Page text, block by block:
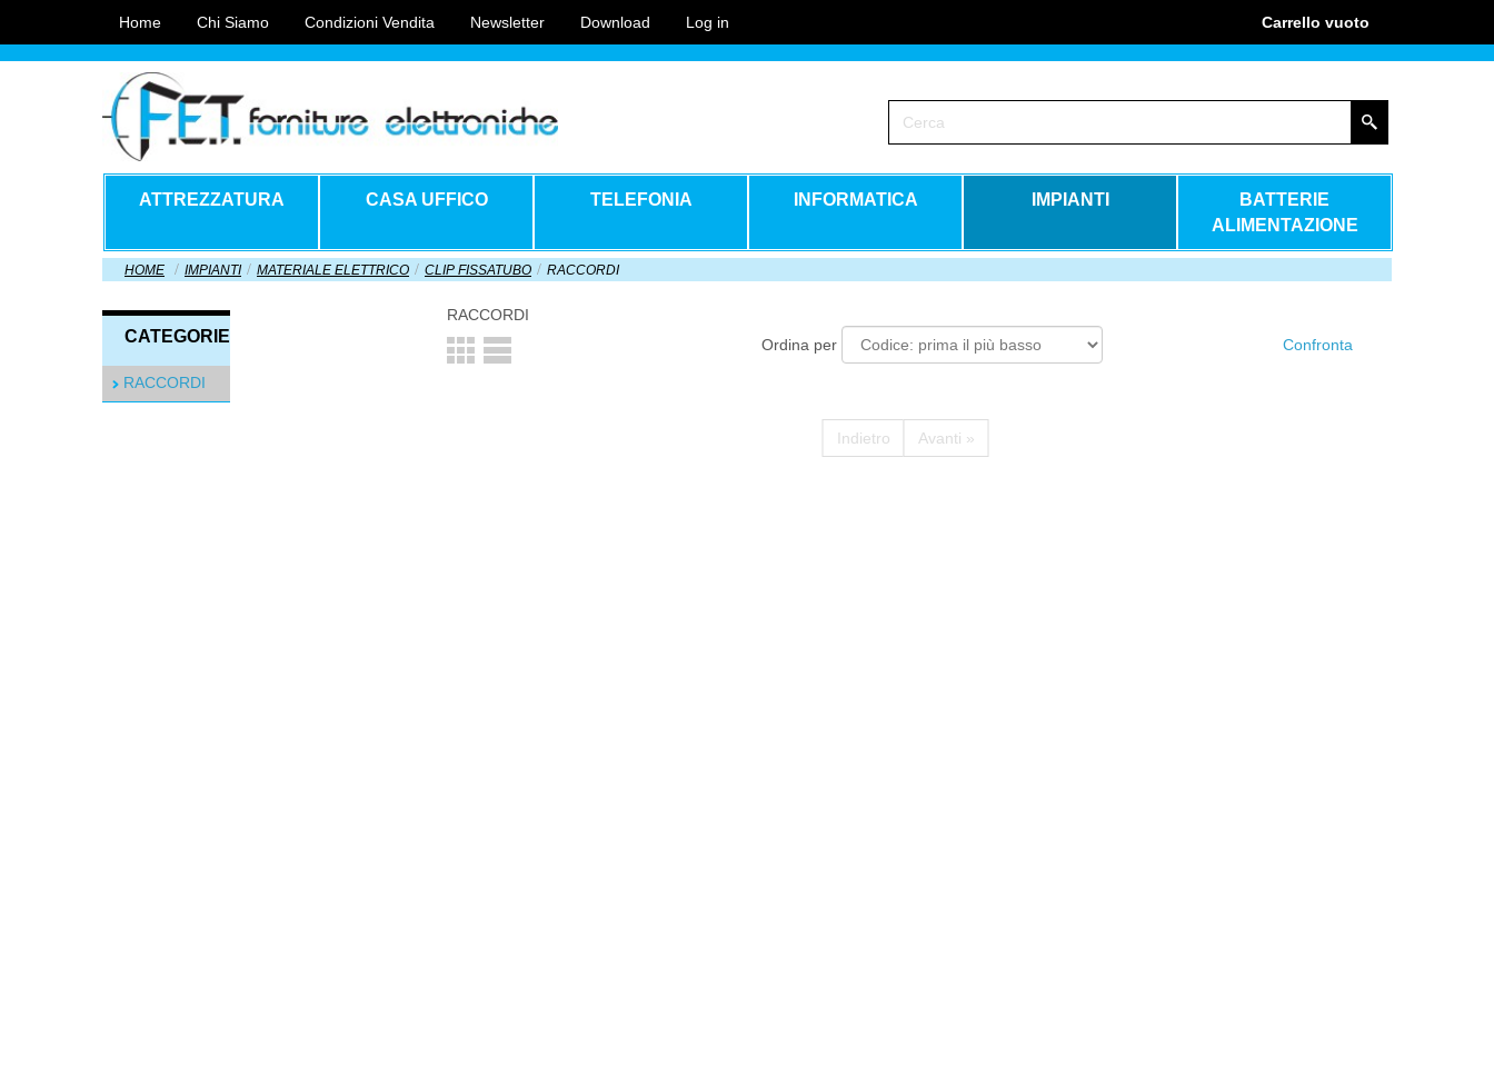
Home Chi Siamo Condizioni Vendita Newsletter Download Log in Carrello vuoto
ATTREZZATURA CASA UFFICO TELEFONIA INFORMATICA IMPIANTI
BATTERIE
ALIMENTAZIONE
HOME IMPIANTI MATERIALE ELETTRICO CLIP FISSATUBO RACCORDI
CATEGORIE
RACCORDI
RACCORDI
Ordina per
Indietro Avanti »